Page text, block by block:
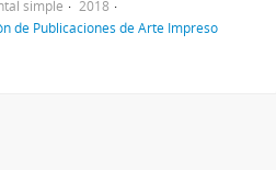
simple
2018
de Publicaciones de Arte Impreso